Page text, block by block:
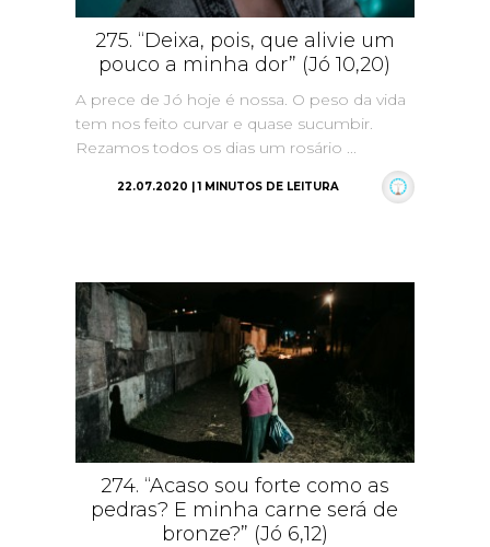
275. “Deixa, pois, que alivie um
pouco a minha dor” (Jó 10,20)
A prece de Jó hoje é nossa. O peso da vida
tem nos feito curvar e quase sucumbir.
Rezamos todos os dias um rosário ...
22.07.2020 | 1 MINUTOS DE LEITURA
274. “Acaso sou forte como as
pedras? E minha carne será de
bronze?” (Jó 6,12)